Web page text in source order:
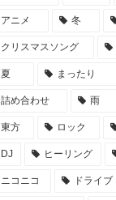
アニメ 冬
クリスマスソング
夏 まったり
詰め合わせ 雨
東方 ロック
DJ ヒーリング
ニコニコ ドライブ